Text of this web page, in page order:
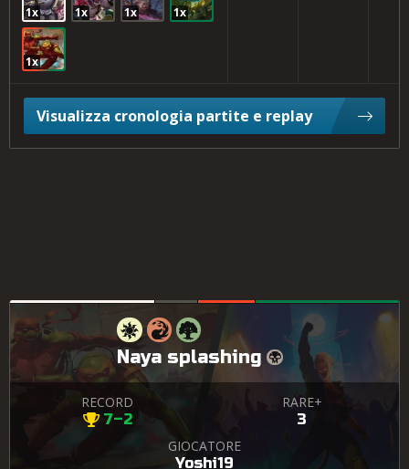
1x 1x 1x 1x
1x
Visualizza cronologia partite e replay
Naya splashing
RECORD
7–2
RARE+
3
GIOCATORE
Yoshi19